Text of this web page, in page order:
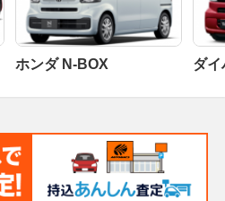
ホンダ N-BOX ダイ